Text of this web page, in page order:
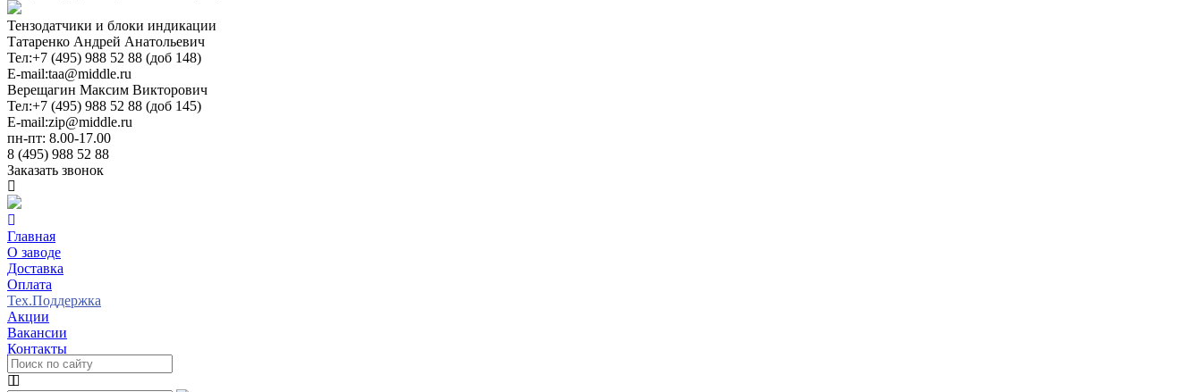
Тензодатчики и блоки индикации
Татаренко Андрей Анатольевич
Тел:+7 (495) 988 52 88 (доб 148)
E-mail:taa@middle.ru
Верещагин Максим Викторович
Тел:+7 (495) 988 52 88 (доб 145)
E-mail:zip@middle.ru
пн-пт: 8.00-17.00
8 (495) 988 52 88
Заказать звонок
Главная
О заводе
Доставка
Оплата
Тех.Поддержка
Акции
Вакансии
Контакты